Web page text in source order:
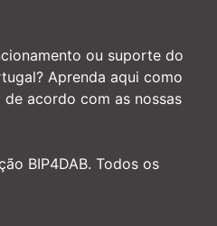
ou suporte do
Aprenda aqui como
acordo com as nossas
BIP4DAB. Todos os